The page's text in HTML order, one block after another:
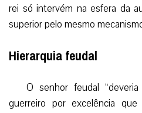
rei só intervém na esfera da
superior pelo mesmo
Hierarquia feudal
O senhor feudal
guerreiro por excelência